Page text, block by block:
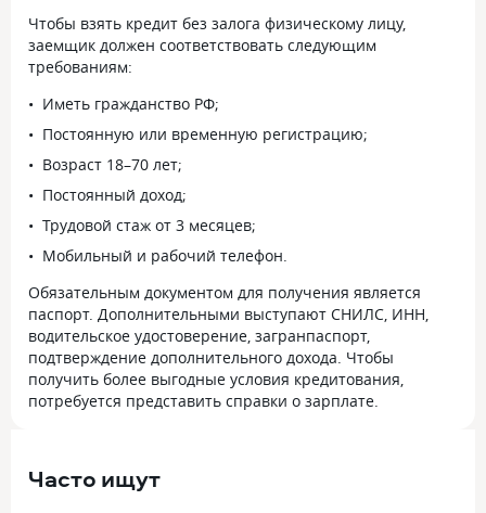
Чтобы взять кредит без залога физическому лицу,
заемщик должен соответствовать следующим
требованиям:
Иметь гражданство РФ;
Постоянную или временную регистрацию;
Возраст 18–70 лет;
Постоянный доход;
Трудовой стаж от 3 месяцев;
Мобильный и рабочий телефон.
Обязательным документом для получения является
паспорт. Дополнительными выступают СНИЛС, ИНН,
водительское удостоверение, загранпаспорт,
подтверждение дополнительного дохода. Чтобы
получить более выгодные условия кредитования,
потребуется представить справки о зарплате.
Часто ищут